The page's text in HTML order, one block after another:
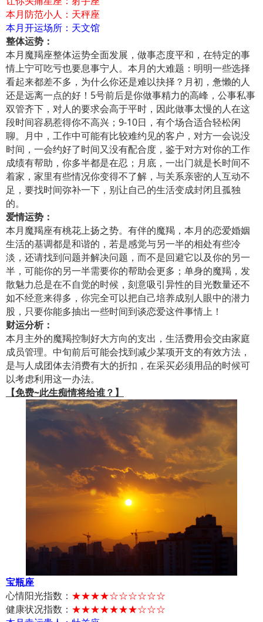
本月防范小人：天秤座
本月开运场所：天文馆
整体运势：
本月魔羯座整体运势全面发展，做事态度平和，在特定的事
情上宁可吃亏也要息事宁人。本月的大难题：明明一些选择
看起来都差不多，为什么你还是难以抉择？月初，惫懒的人
还是远离一点的好！5号前后是你做事精力的高峰，公事私事
双管齐下，对人的要求会高于平时，因此做事太慢的人在这
段时间容易惹得你不高兴；9-10日，有个场合适合轻松闲
聊。月中，工作中可能有比较难约见的客户，对方一会说没
时间，一会约好了时间又没有配合度，鉴于对方对你的工作
成绩有帮助，你多半都是在忍；月底，一出门就是长时间不
着家，家里有些情况你变得不了解，与关系亲密的人互动不
足，要找时间弥补一下，别让自己的生活变成封闭且孤独
的。
爱情运势：
本月魔羯座有桃花上扬之势。有伴的魔羯，本月的恋爱婚姻
生活的基调都是和谐的，若是感觉与另一半的相处有些冷
淡，还请找到问题并解决问题，而不是回避它以及你的另一
半，可能你的另一半需要你的帮助会更多；单身的魔羯，发
散魅力总是在不自觉的时候，刻意吸引异性的目光数量还不
如不经意来得多，你完全可以把自己培养成别人眼中的潜力
股，只要你能多抽出一些时间到谈恋爱这件事情上！
财运分析：
本月主外的魔羯控制好大方向的支出，生活费用会交由家庭
成员管理。中旬前后可能会找到减少某项开支的有效方法，
是与人成团体去消费有大的折扣，在采买必须用品的时候可
以考虑利用这一办法。
【免费~此生痴情将给谁？】
宝瓶座
心情阳光指数： ★★★★☆☆☆☆☆☆
健康状况指数： ★★★★★★★☆☆☆